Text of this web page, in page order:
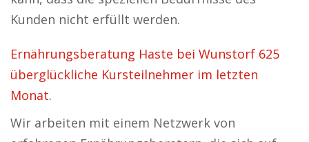
Kunden nicht erfüllt werden.
Ernährungsberatung Haste bei Wunstorf 625
überglückliche Kursteilnehmer im letzten
Monat.
Wir arbeiten mit einem Netzwerk von